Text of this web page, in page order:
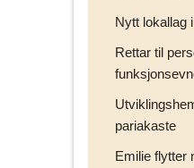
Nytt lokallag
Rettar til
pariakaste
Emilie flytter